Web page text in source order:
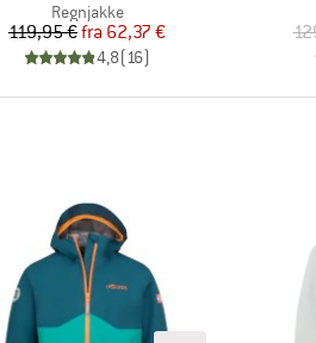
Produktgruppe
Regnjakke
Pris
119,95 € Nedsat pris
fra 62,37 €
4,8(16)